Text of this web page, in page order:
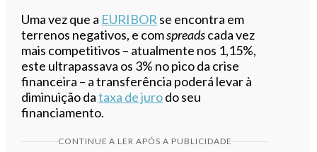
Uma vez que a EURIBOR se encontra em
terrenos negativos, e comspreadscada vez
mais competitivos – atualmente nos 1,15%,
este ultrapassava os 3% no pico da crise
financeira – a transferência poderá levar à
diminuição dataxa de jurodo seu
financiamento.
CONTINUE A LER APÓS A PUBLICIDADE